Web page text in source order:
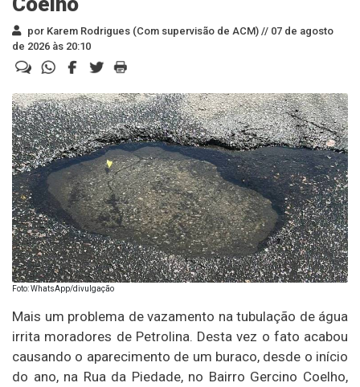
por Karem Rodrigues (Com supervisão de ACM) // 07 de agosto
de 2026 às 20:10
Foto: WhatsApp/divulgação
Mais um problema de vazamento na tubulação de água
irrita moradores de Petrolina. Desta vez o fato acabou
causando o aparecimento de um buraco, desde o início
do ano, na Rua da Piedade, no Bairro Gercino Coelho,